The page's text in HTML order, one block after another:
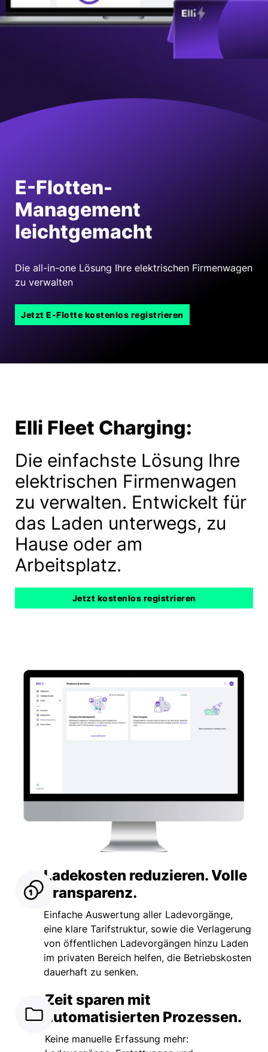
E-Flotten-
Management
leichtgemacht
Die all-in-one Lösung Ihre elektrischen Firmen­wagen
zu verwalten
Jetzt E-Flotte kostenlos registrieren
Elli Fleet Charging:
Die einfachste Lösung Ihre
elektrischen Firmen­wagen
zu verwalten. Entwickelt für
das Laden unterwegs, zu
Hause oder am
Arbeitsplatz.
Jetzt kostenlos registrieren
Ladekosten reduzieren. Volle
Transparenz.
Einfache Auswertung aller Ladevorgänge,
eine klare Tarifstruktur, sowie die Verlagerung
von öffentlichen Ladevorgängen hinzu Laden
im privaten Bereich helfen, die Betriebskosten
dauerhaft zu senken.
Zeit sparen mit
automatisierten Prozessen.
Keine manuelle Erfassung mehr: